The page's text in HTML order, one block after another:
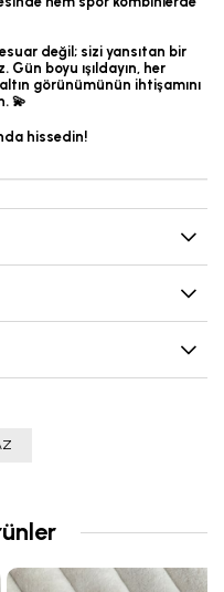
değil; sizi yansıtan bir
Gün boyu ışıldayın, her
görünümünün ihtişamını
💫
hissedin!